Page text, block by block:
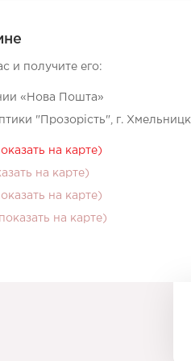
и получите его:
«Нова Пошта»
"Прозорість", г.
на карте)
на карте)
на карте)
на карте)